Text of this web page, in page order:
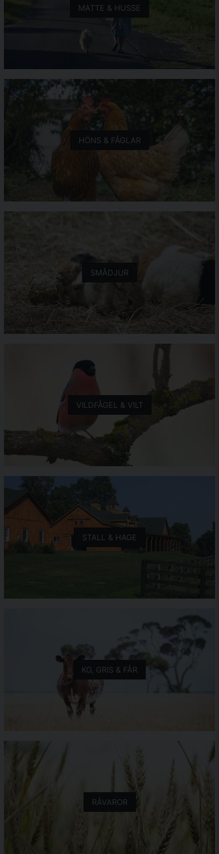
MATTE & HUSSE
HÖNS & FÅGLAR
SMÅDJUR
VILDFÅGEL & VILT
STALL & HAGE
KO, GRIS & FÅR
RÅVAROR